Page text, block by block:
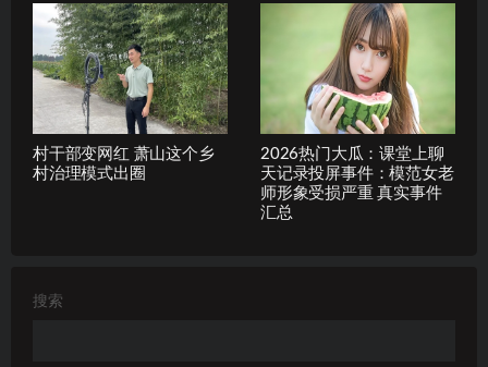
村干部变网红 萧山这个乡
村治理模式出圈
2026热门大瓜：课堂上聊
天记录投屏事件：模范女老
师形象受损严重 真实事件
汇总
搜索